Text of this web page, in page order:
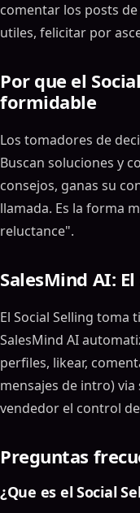
comentar los posts
utiles, felicitar por
Por que el
formidable
Los tomadores de
Buscan soluciones y
consejos, ganas su
llamada. Es la forma
reluctance".
SalesMind AI:
El Social Selling toma
SalesMind AI
perfiles, likear,
mensajes de intro) via
vendedor el control
Preguntas
¿Que es el Social